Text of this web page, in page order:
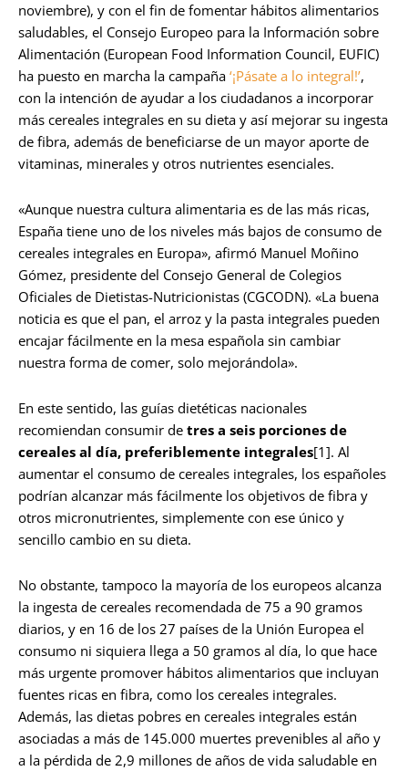
noviembre), y con el fin de fomentar hábitos alimentarios
saludables, el Consejo Europeo para la Información sobre
Alimentación (European Food Information Council, EUFIC)
ha puesto en marcha la campaña ‘¡Pásate a lo integral!’,
con la intención de ayudar a los ciudadanos a incorporar
más cereales integrales en su dieta y así mejorar su ingesta
de fibra, además de beneficiarse de un mayor aporte de
vitaminas, minerales y otros nutrientes esenciales.
«Aunque nuestra cultura alimentaria es de las más ricas,
España tiene uno de los niveles más bajos de consumo de
cereales integrales en Europa», afirmó Manuel Moñino
Gómez, presidente del Consejo General de Colegios
Oficiales de Dietistas-Nutricionistas (CGCODN). «La buena
noticia es que el pan, el arroz y la pasta integrales pueden
encajar fácilmente en la mesa española sin cambiar
nuestra forma de comer, solo mejorándola».
En este sentido, las guías dietéticas nacionales
recomiendan consumir de tres a seis porciones de
cereales al día, preferiblemente integrales[1]. Al
aumentar el consumo de cereales integrales, los españoles
podrían alcanzar más fácilmente los objetivos de fibra y
otros micronutrientes, simplemente con ese único y
sencillo cambio en su dieta.
No obstante, tampoco la mayoría de los europeos alcanza
la ingesta de cereales recomendada de 75 a 90 gramos
diarios, y en 16 de los 27 países de la Unión Europea el
consumo ni siquiera llega a 50 gramos al día, lo que hace
más urgente promover hábitos alimentarios que incluyan
fuentes ricas en fibra, como los cereales integrales.
Además, las dietas pobres en cereales integrales están
asociadas a más de 145.000 muertes prevenibles al año y
a la pérdida de 2,9 millones de años de vida saludable en